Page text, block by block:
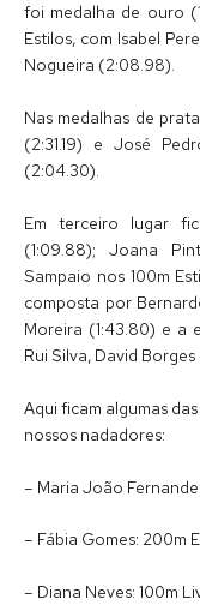
foi medalha de ouro
Estilos, com Isabel
Nogueira (2:08.98).
Nas medalhas de
(2:31.19) e José
(2:04.30).
Em terceiro lugar
(1:09.88); Joana
Sampaio nos 100m
composta por
Moreira (1:43.80) e a
Rui Silva, David
Aqui ficam algumas
nossos nadadores:
– Maria João
– Fábia Gomes: 200m
– Diana Neves: 100m